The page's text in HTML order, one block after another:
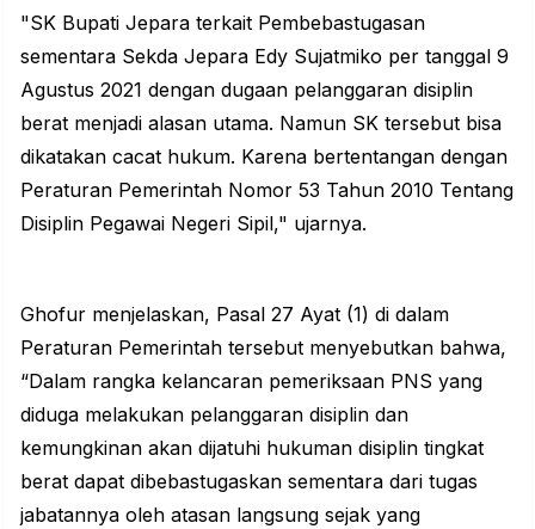
"SK Bupati Jepara terkait Pembebastugasan
sementara Sekda Jepara Edy Sujatmiko per tanggal 9
Agustus 2021 dengan dugaan pelanggaran disiplin
berat menjadi alasan utama. Namun SK tersebut bisa
dikatakan cacat hukum. Karena bertentangan dengan
Peraturan Pemerintah Nomor 53 Tahun 2010 Tentang
Disiplin Pegawai Negeri Sipil," ujarnya.
Ghofur menjelaskan, Pasal 27 Ayat (1) di dalam
Peraturan Pemerintah tersebut menyebutkan bahwa,
“Dalam rangka kelancaran pemeriksaan PNS yang
diduga melakukan pelanggaran disiplin dan
kemungkinan akan dijatuhi hukuman disiplin tingkat
berat dapat dibebastugaskan sementara dari tugas
jabatannya oleh atasan langsung sejak yang